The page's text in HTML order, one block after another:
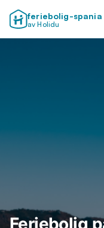
feriebolig-spania
av Holidu
Feriebolig